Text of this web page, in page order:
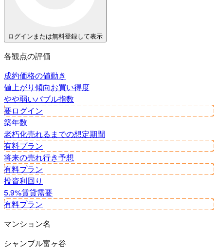
ログインまたは無料登録して表示
各観点の評価
成約価格の値動き
値上がり傾向お買い得度
やや弱いバブル指数
要ログイン
築年数
老朽化売れるまでの想定期間
有料プラン
将来の売れ行き予想
有料プラン
投資利回り
5.9%賃貸需要
有料プラン
マンション名
シャンブル富ヶ谷